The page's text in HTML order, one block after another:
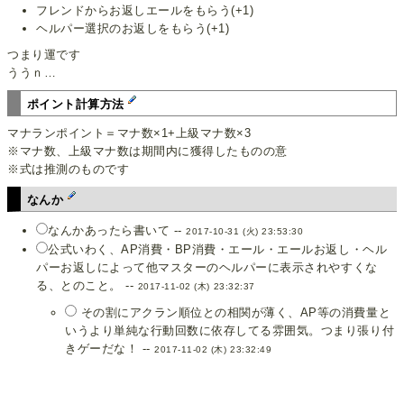
フレンドからお返しエールをもらう(+1)
ヘルパー選択のお返しをもらう(+1)
つまり運です
ううｎ…
ポイント計算方法
マナランポイント＝マナ数×1+上級マナ数×3
※マナ数、上級マナ数は期間内に獲得したものの意
※式は推測のものです
なんか
なんかあったら書いて --2017-10-31 (火) 23:53:30
公式いわく、AP消費・BP消費・エール・エールお返し・ヘル
パーお返しによって他マスターのヘルパーに表示されやすくな
る、とのこと。 -- 2017-11-02 (木) 23:32:37
その割にアクラン順位との相関が薄く、AP等の消費量と
いうより単純な行動回数に依存してる雰囲気。つまり張り付
きゲーだな！ --2017-11-02 (木) 23:32:49